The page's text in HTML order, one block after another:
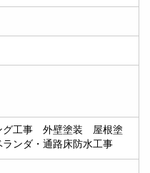
工事　外壁塗装　屋根塗
ンダ・通路床防水工事